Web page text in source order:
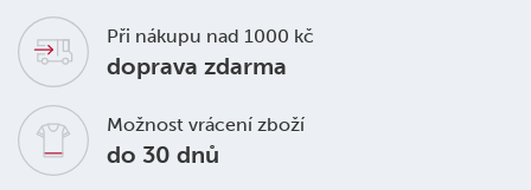
Při nákupu nad 1000 kč
doprava zdarma
Možnost vrácení zboží
do 30 dnů